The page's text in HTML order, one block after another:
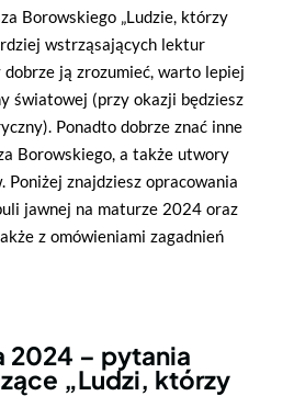
Borowskiego „Ludzie, którzy
wstrząsających lektur
ją zrozumieć, warto lepiej
światowej (przy okazji będziesz
Ponadto dobrze znać inne
Borowskiego, a także utwory
Poniżej znajdziesz opracowania
jawnej na maturze 2024 oraz
z omówieniami zagadnień
2024 – pytania
„Ludzi, którzy